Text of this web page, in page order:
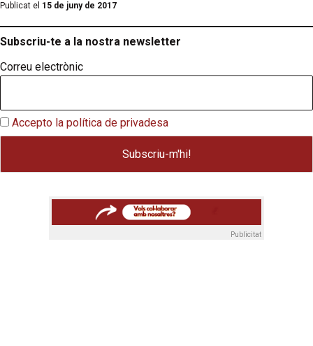
Publicat el 15 de juny de 2017
Subscriu-te a la nostra newsletter
Correu electrònic
Accepto la política de privadesa
Publicitat